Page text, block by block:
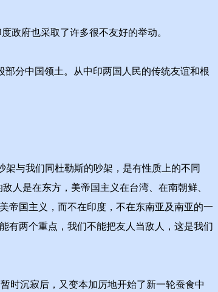
府也采取了许多很不友好的举动。
分中国领土。从中印两国人民的传统友谊和根
与我们同杜勒斯的吵架，是有性质上的不同
人是在东方，美帝国主义在台湾、在南朝鲜、
帝国主义，而不在印度，不在东南亚及南亚的一
两个重点，我们不能把友人当敌人，这是我们
沉寂后，又变本加厉地开始了新一轮蚕食中